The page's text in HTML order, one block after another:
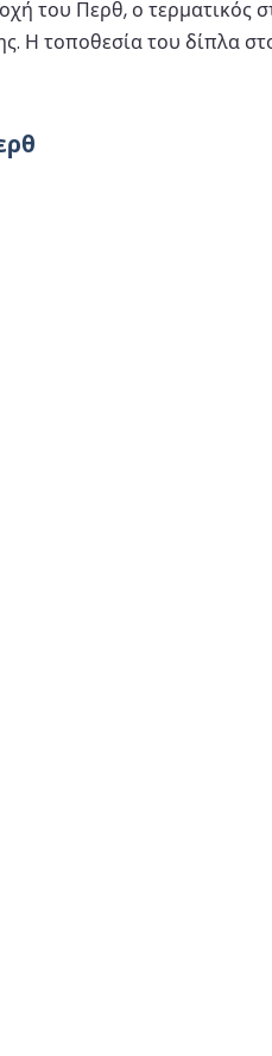
του Περθ, ο τερματικός
Η τοποθεσία του δίπλα